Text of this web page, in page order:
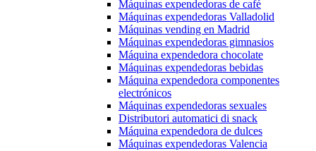
Máquinas expendedoras de café
Máquinas expendedoras Valladolid
Máquinas vending en Madrid
Máquinas expendedoras gimnasios
Máquina expendedora chocolate
Máquinas expendedoras bebidas
Máquina expendedora componentes
electrónicos
Máquinas expendedoras sexuales
Distributori automatici di snack
Máquina expendedora de dulces
Máquinas expendedoras Valencia